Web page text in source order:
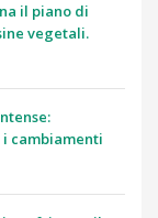
il piano di
vegetali.
i cambiamenti